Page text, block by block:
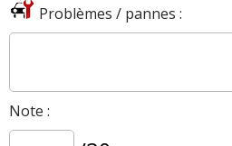
Problèmes / pannes :
Note :